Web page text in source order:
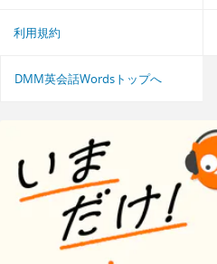
利用規約
DMM英会話Wordsトップへ